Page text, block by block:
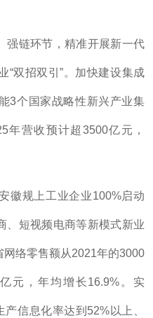
链环节，精准开展新一代
“双招双引”。加快建设集成
3个国家战略性新兴产业集
年营收预计超3500亿元，
规上工业企业100%启动
、短视频电商等新模式新业
络零售额从2021年的3000
元，年均增长16.9%。实
信息化率达到52%以上、